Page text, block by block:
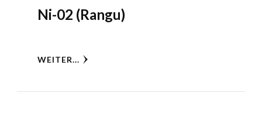
Ni-02 (Rangu)
WEITER...